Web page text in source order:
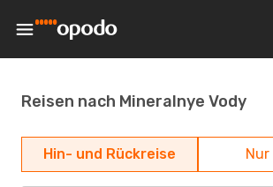
Reisen nach Mineralnye Vody
Hin- und Rückreise Nur